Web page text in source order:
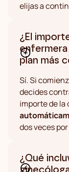
elijas a
¿El
enfermera
plan más
Sí. Si
decides
importe de
dos veces
¿Qué